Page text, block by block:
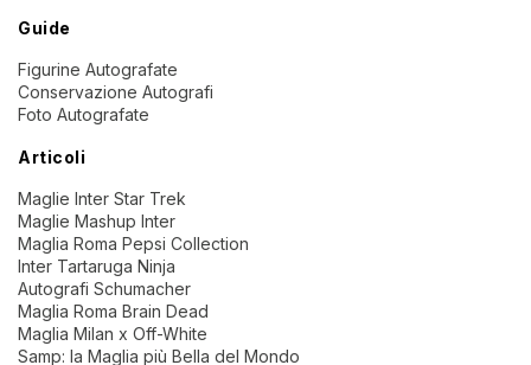
Guide
Figurine Autografate
Conservazione Autografi
Foto Autografate
Articoli
Maglie Inter Star Trek
Maglie Mashup Inter
Maglia Roma Pepsi Collection
Inter Tartaruga Ninja
Autografi Schumacher
Maglia Roma Brain Dead
Maglia Milan x Off-White
Samp: la Maglia più Bella del Mondo